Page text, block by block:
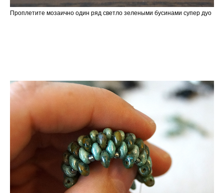
Проплетите мозаично один ряд светло зелеными бусинами супер дуо